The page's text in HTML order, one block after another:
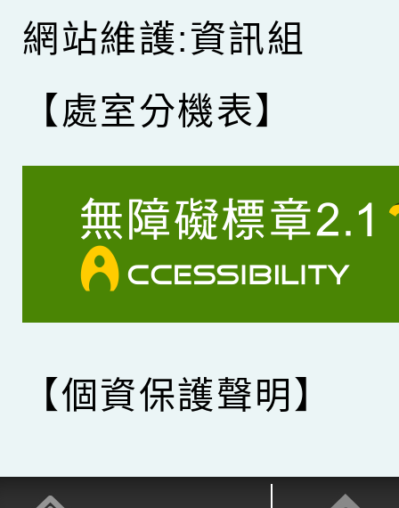
網站維護:資訊組
【處室分機表】
【個資保護聲明】